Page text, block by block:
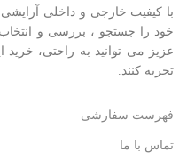
با کيفيت خارجی و داخلی
خود را جستجو ، بررسی و انتخاب
عزیز می توانيد به راحتی،
تجربه کنند.
فهرست سفارشی
تماس با ما